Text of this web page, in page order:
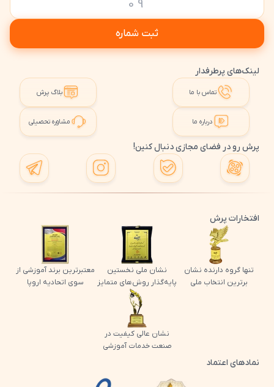
ثبت شماره
لینک‌های پرطرفدار
تماس با ما بلاگ پرش
درباره ما مشاوره تحصیلی
پرش رو در فضای مجازی دنبال کنین!
افتخارات پرش
تنها گروه دارنده نشان
برترین انتخاب ملی
نشان ملی نخستین
پایه‌گذار روش‌های متمایز
معتبرترین برند آموزشی از
سوی اتحادیه اروپا
نشان عالی کیفیت در
صنعت خدمات آموزشی
نمادهای اعتماد